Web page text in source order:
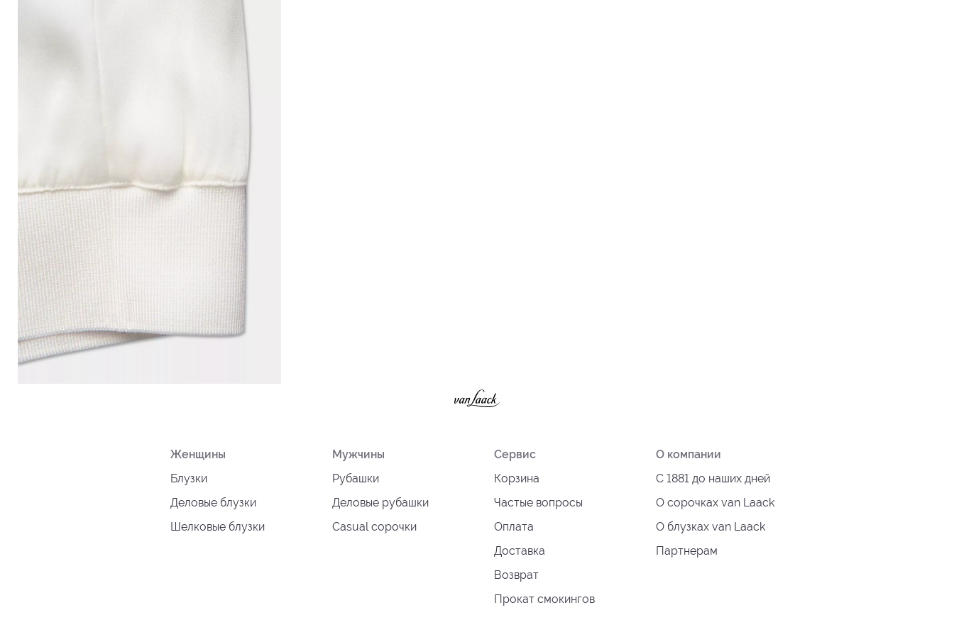
Женщины
Блузки
Деловые блузки
Шелковые блузки
Мужчины
Рубашки
Деловые рубашки
Casual сорочки
Сервис
Корзина
Частые вопросы
Оплата
Доставка
Возврат
Прокат смокингов
О компании
С 1881 до наших дней
О сорочках van Laack
О блузках van Laack
Партнерам